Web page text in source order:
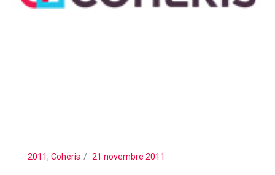
2011, Coheris 21 novembre 2011